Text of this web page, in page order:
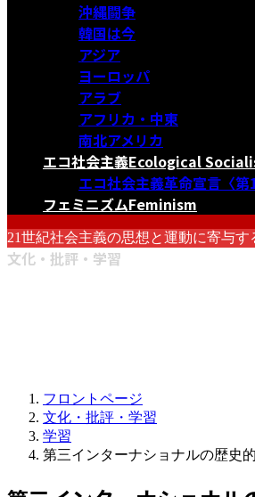
沖縄闘争
韓国は今
アジア
ヨーロッパ
アラブ
アフリカ・中東
南北アメリカ
エコ社会主義Ecological
エコ社会主義革命宣言〈第
フェミニズムFeminism
21世紀社会主義の思想と運動に寄与
文化・批評・学習
フロントページ
文化・批評・学習
学習
第三インターナショナルの歴史